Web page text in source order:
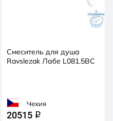
Смеситель для душа
Ravslezak Лабе L081.5BC
Чехия
20515 q